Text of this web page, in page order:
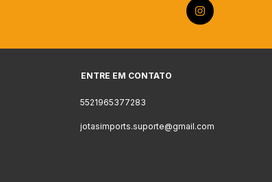
ENTRE EM CONTATO
5521965377283
jotasimports.suporte@gmail.com